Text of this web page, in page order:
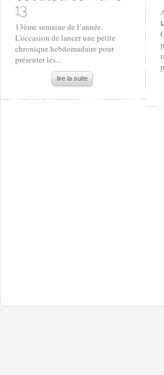
13ème semaine de l’année.
L’occasion de lancer une petite
chronique hebdomadaire pour
présenter les...
lire la suite